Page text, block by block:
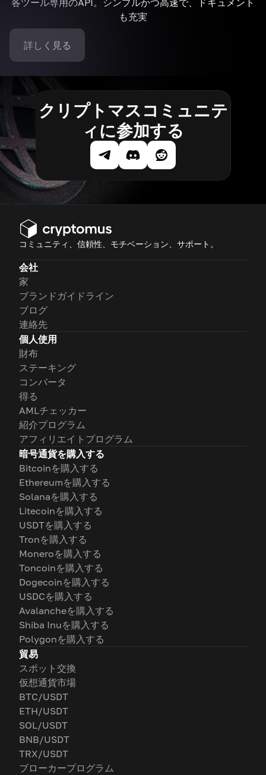
各ツール専用のAPI。シンプルかつ高速で、ドキュメント
も充実
詳しく見る
クリプトマスコミュニテ
ィに参加する
コミュニティ、信頼性、モチベーション、サポート。
会社
家
ブランドガイドライン
ブログ
連絡先
個人使用
財布
ステーキング
コンバータ
得る
AMLチェッカー
紹介プログラム
アフィリエイトプログラム
暗号通貨を購入する
Bitcoinを購入する
Ethereumを購入する
Solanaを購入する
Litecoinを購入する
USDTを購入する
Tronを購入する
Moneroを購入する
Toncoinを購入する
Dogecoinを購入する
USDCを購入する
Avalancheを購入する
Shiba Inuを購入する
Polygonを購入する
貿易
スポット交換
仮想通貨市場
BTC/USDT
ETH/USDT
SOL/USDT
BNB/USDT
TRX/USDT
ブローカープログラム